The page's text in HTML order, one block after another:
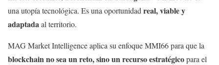
una utopía tecnológica. Es una oportunidad real, viable y
adaptada al territorio.
MAG Market Intelligence aplica su enfoque MMI66 para que la
blockchain no sea un reto, sino un recurso estratégicopara el